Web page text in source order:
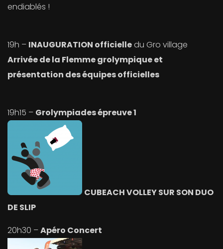
endiablés !
19h – INAUGURATION officielledu Gro village
Arrivée de la Flemme grolympique et
présentation des équipes officielles
19h15 – Grolympiades épreuve 1
CUBEACH VOLLEY SUR SON DUO
DE SLIP
20h30 –Apéro Concert